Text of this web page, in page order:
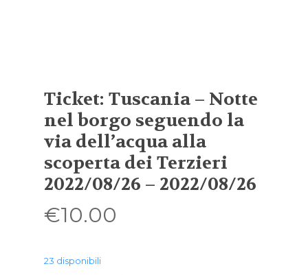
Ticket: Tuscania – Notte
nel borgo seguendo la
via dell’acqua alla
scoperta dei Terzieri
2022/08/26 – 2022/08/26
€10.00
23 disponibili